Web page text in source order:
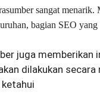
sangat
bagian SEO
juga
dilakukan